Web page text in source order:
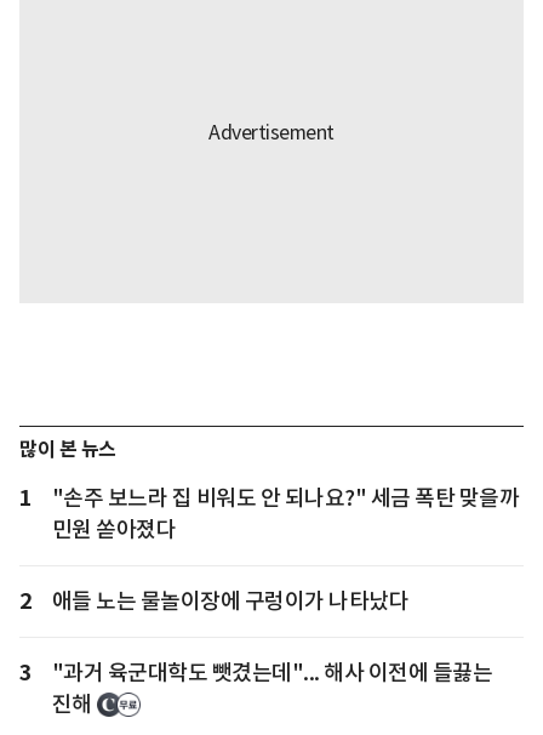
많이 본 뉴스
1
"손주 보느라 집 비워도 안 되나요?" 세금 폭탄 맞을까
민원 쏟아졌다
2 애들 노는 물놀이장에 구렁이가 나타났다
3
"과거 육군대학도 뺏겼는데"... 해사 이전에 들끓는
진해